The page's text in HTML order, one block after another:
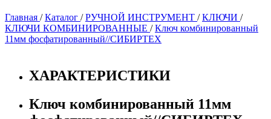
Главная /Каталог /РУЧНОЙ ИНСТРУМЕНТ /КЛЮЧИ /
КЛЮЧИ КОМБИНИРОВАННЫЕ /Ключ комбинированный
11мм фосфатированный//СИБИРТЕХ
ХАРАКТЕРИСТИКИ
Ключ комбинированный 11мм